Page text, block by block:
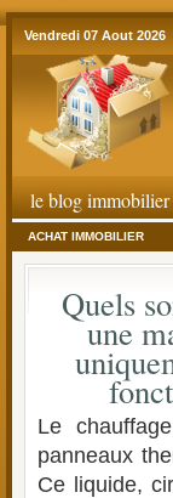
Vendredi 07 Aout 2026
le blog immobilier
ACHAT IMMOBILIER
Quels
une
Le
panneaux
Ce liquide,